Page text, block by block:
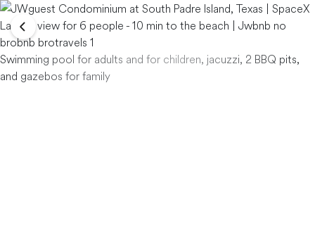
Swimming pool for adults and for children, jacuzzi, 2 BBQ pits,
and gazebos for family